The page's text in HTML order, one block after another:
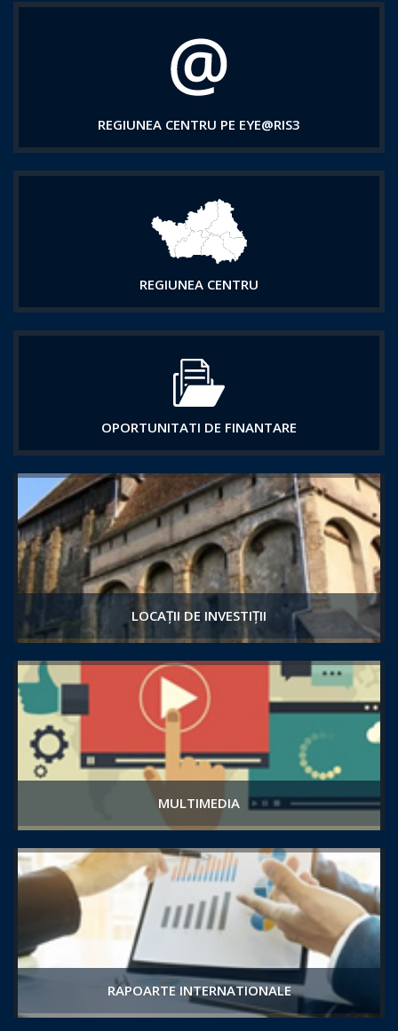
REGIUNEA CENTRU PE EYE@RIS3
REGIUNEA CENTRU
OPORTUNITATI DE FINANTARE
LOCAȚII DE INVESTIȚII
MULTIMEDIA
RAPOARTE INTERNATIONALE